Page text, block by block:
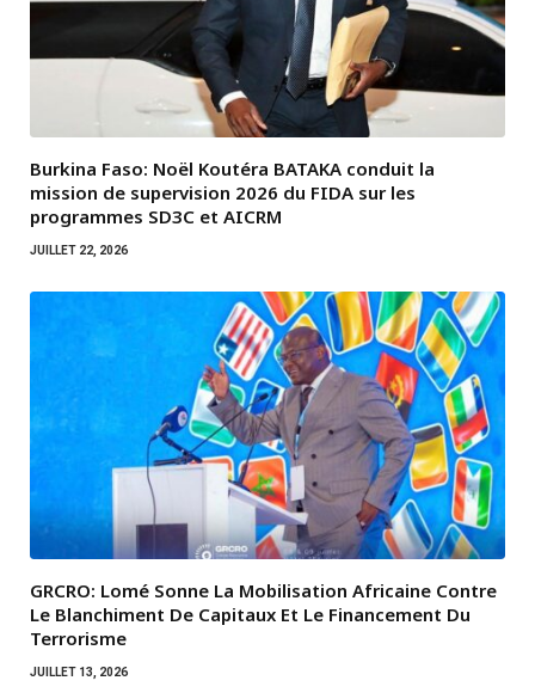
Burkina Faso: Noël Koutéra BATAKA conduit la
mission de supervision 2026 du FIDA sur les
programmes SD3C et AICRM
JUILLET 22, 2026
GRCRO: Lomé Sonne La Mobilisation Africaine Contre
Le Blanchiment De Capitaux Et Le Financement Du
Terrorisme
JUILLET 13, 2026